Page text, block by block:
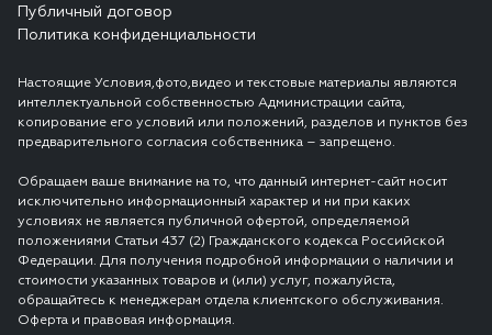
Публичный договор
Политика конфиденциальности
Настоящие Условия,фото,видео и текстовые материалы являются
интеллектуальной собственностью Администрации сайта,
копирование его условий или положений, разделов и пунктов без
предварительного согласия собственника – запрещено.
Обращаем ваше внимание на то, что данный интернет-сайт носит
исключительно информационный характер и ни при каких
условиях не является публичной офертой, определяемой
положениями Статьи 437 (2) Гражданского кодекса Российской
Федерации. Для получения подробной информации о наличии и
стоимости указанных товаров и (или) услуг, пожалуйста,
обращайтесь к менеджерам отдела клиентского обслуживания.
Оферта и правовая информация.